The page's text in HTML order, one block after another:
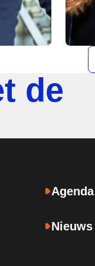
de
Agenda
Nieuws